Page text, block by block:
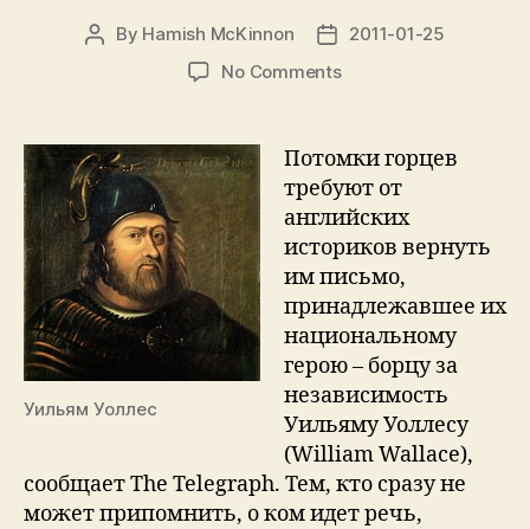
Post
By Hamish McKinnon
Post
date
2011-01-25
No Commentson
письмо
Уильям Уоллес
Потомки горцев
требуют от
английских
историков вернуть
им письмо,
принадлежавшее их
национальному
герою – борцу за
независимость
Уильяму Уоллесу
(William Wallace),
сообщает The Telegraph. Тем, кто сразу не
может припомнить, о ком идет речь,